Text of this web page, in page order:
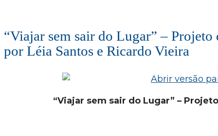
“Viajar sem sair do Lugar” –
por Léia Santos e Ricardo Vieira
“Viajar sem sair do Lugar” –